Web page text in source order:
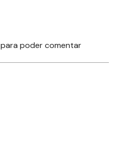
para poder comentar